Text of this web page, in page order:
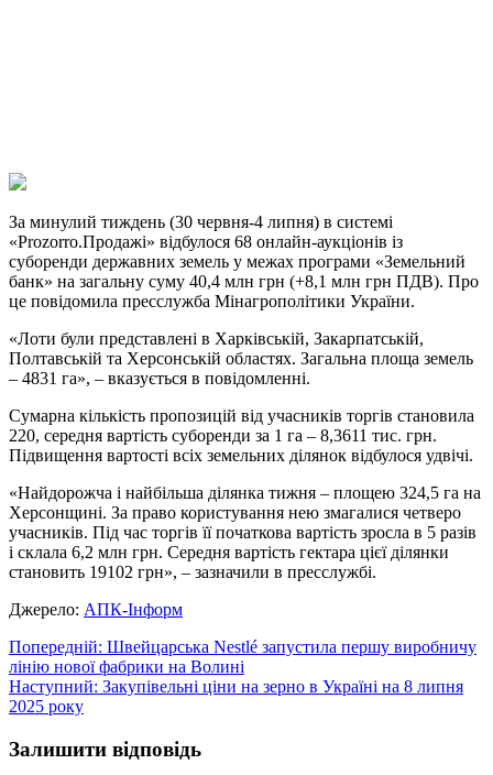
Link
Print
За минулий тиждень (30 червня-4 липня) в системі
«Prozorro.Продажі» відбулося 68 онлайн-аукціонів із
суборенди державних земель у межах програми «Земельний
банк» на загальну суму 40,4 млн грн (+8,1 млн грн ПДВ). Про
це повідомила пресслужба Мінагрополітики України.
«Лоти були представлені в Харківській, Закарпатській,
Полтавській та Херсонській областях. Загальна площа земель
– 4831 га», – вказується в повідомленні.
Сумарна кількість пропозицій від учасників торгів становила
220, середня вартість суборенди за 1 га – 8,3611 тис. грн.
Підвищення вартості всіх земельних ділянок відбулося удвічі.
«Найдорожча і найбільша ділянка тижня – площею 324,5 га на
Херсонщині. За право користування нею змагалися четверо
учасників. Під час торгів її початкова вартість зросла в 5 разів
і склала 6,2 млн грн. Середня вартість гектара цієї ділянки
становить 19102 грн», – зазначили в пресслужбі.
Джерело: АПК-Інформ
Навігація
записів
Попередній: Швейцарська Nestlé запустила першу виробничу
лінію нової фабрики на Волині
Наступний: Закупівельні ціни на зерно в Україні на 8 липня
2025 року
Залишити відповідь